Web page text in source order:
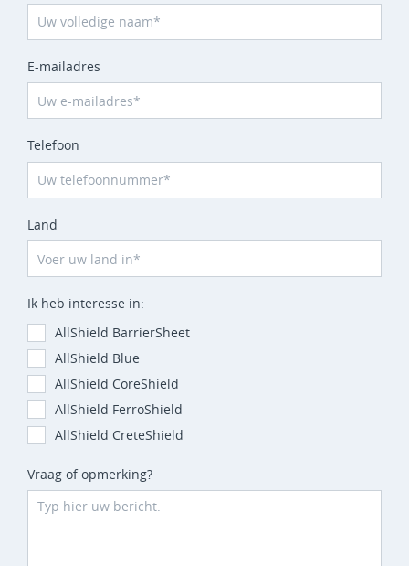
E-mailadres
Telefoon
Land
Ik heb interesse in:
AllShield BarrierSheet
AllShield Blue
AllShield CoreShield
AllShield FerroShield
AllShield CreteShield
Vraag of opmerking?